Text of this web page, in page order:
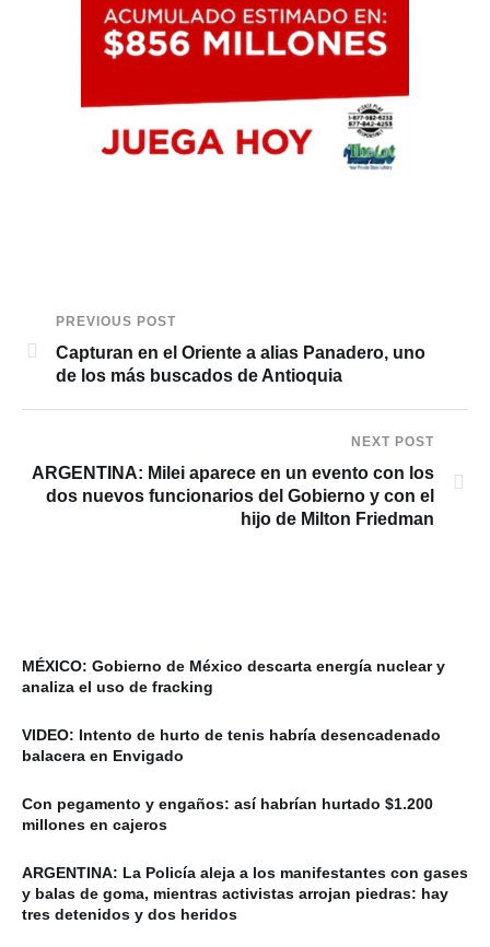
PREVIOUS POST
Capturan en el Oriente a alias Panadero, uno
de los más buscados de Antioquia
NEXT POST
ARGENTINA: Milei aparece en un evento con los
dos nuevos funcionarios del Gobierno y con el
hijo de Milton Friedman
MÉXICO: Gobierno de México descarta energía nuclear y
analiza el uso de fracking
VIDEO: Intento de hurto de tenis habría desencadenado
balacera en Envigado
Con pegamento y engaños: así habrían hurtado $1.200
millones en cajeros
ARGENTINA: La Policía aleja a los manifestantes con gases
y balas de goma, mientras activistas arrojan piedras: hay
tres detenidos y dos heridos